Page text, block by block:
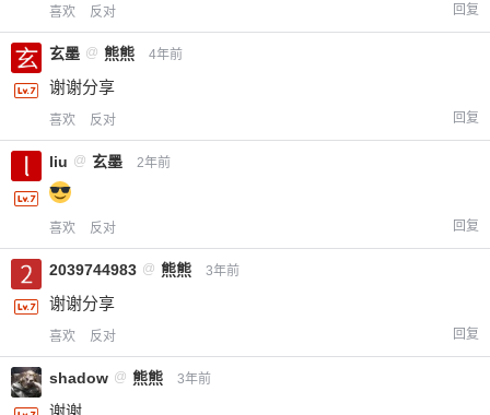
喜欢 反对 回复
玄墨 @ 熊熊 4年前
谢谢分享
喜欢 反对 回复
liu @ 玄墨 2年前
喜欢 反对 回复
2039744983 @ 熊熊 3年前
谢谢分享
喜欢 反对 回复
shadow @ 熊熊 3年前
谢谢